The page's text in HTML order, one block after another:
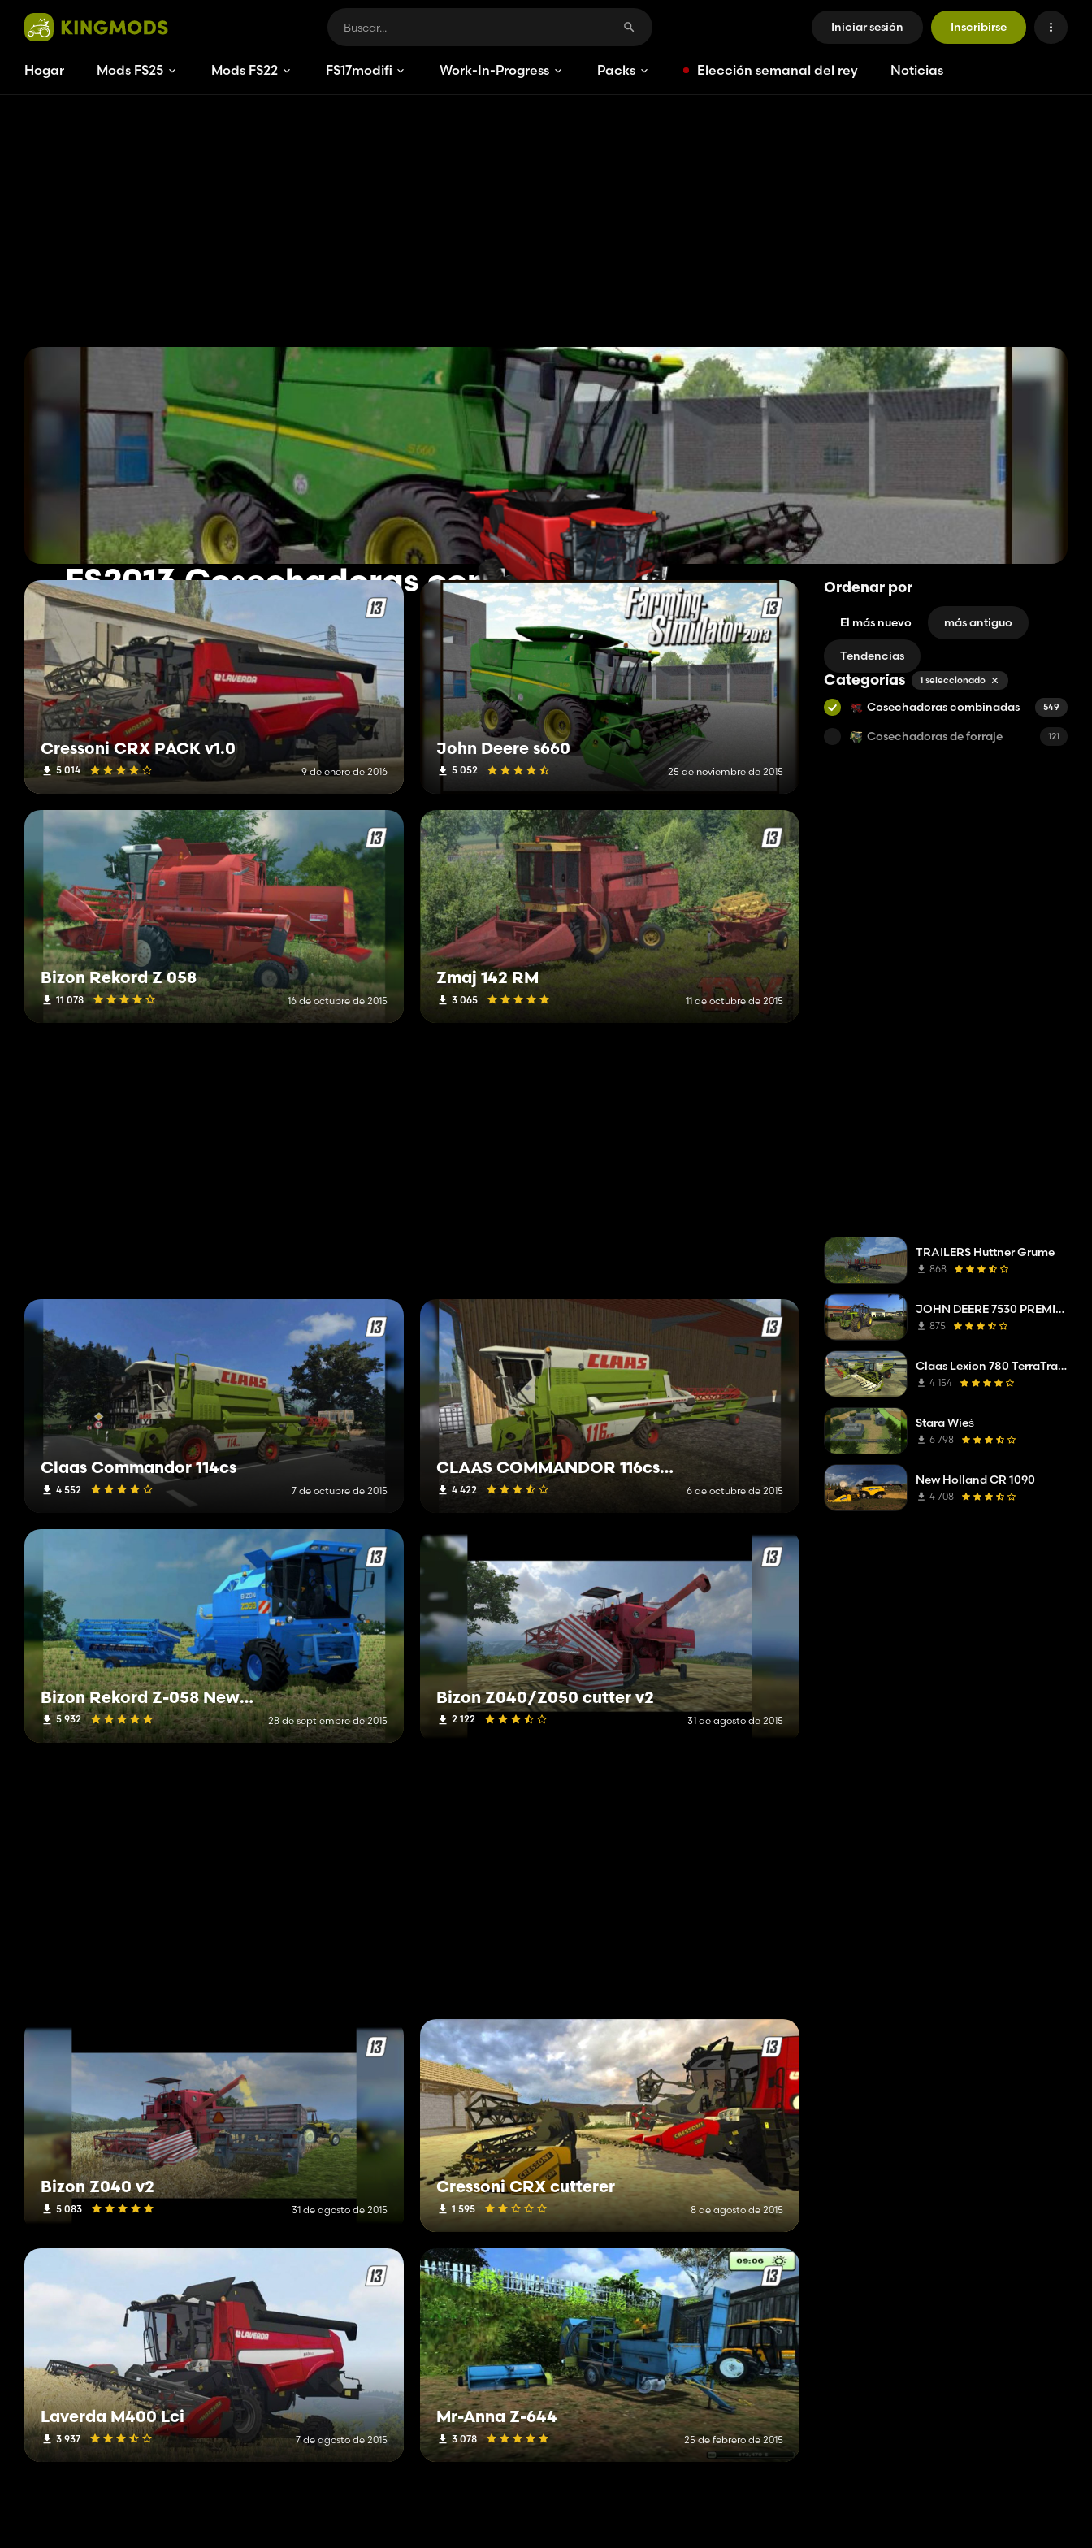
Iniciar sesión Inscribirse
Hogar Mods FS25 Mods FS22 FS17modificacionesWork-In-Progress Packs Elección semanal del rey Noticias
FS2013 Cosechadoras combinadas
549 mods Página 1 de 46
Cressoni CRX PACK v1.0
5 014 9 de enero de 2016
John Deere s660
5 052 25 de noviembre de 2015
Bizon Rekord Z 058
11 078 16 de octubre de 2015
Zmaj 142 RM
3 065 11 de octubre de 2015
Claas Commandor 114cs
4 552 7 de octubre de 2015
CLAAS COMMANDOR 116cs v3
4 422 6 de octubre de 2015
Bizon Rekord Z-058 New Holland
5 932 28 de septiembre de 2015
Bizon Z040/Z050 cutter v2
2 122 31 de agosto de 2015
Bizon Z040 v2
5 083 31 de agosto de 2015
Cressoni CRX cutterer
1 595 8 de agosto de 2015
Laverda M400 Lci
3 937 7 de agosto de 2015
Mr-Anna Z-644
3 078 25 de febrero de 2015
Ordenar por
El más nuevo más antiguo
Tendencias
Categorías 1 seleccionado
Cosechadoras combinadas 549
Cosechadoras de forraje 121
TRAILERS Huttner Grume
868
JOHN DEERE 7530 PREMIUM V2 Forest
875
Claas Lexion 780 TerraTrac 100 year v4
4 154
Stara Wieś
6 798
New Holland CR 1090
4 708